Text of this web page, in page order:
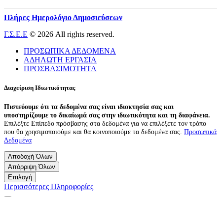
Πλήρες Ημερολόγιο Δημοσιεύσεων
Γ.Σ.Ε.Ε © 2026 All rights reserved.
ΠΡΟΣΩΠΙΚΑ ΔΕΔΟΜΕΝΑ
ΑΔΗΛΩΤΗ ΕΡΓΑΣΙΑ
ΠΡΟΣΒΑΣΙΜΟΤΗΤΑ
Διαχείριση Ιδιωτικότητας
Πιστεύουμε ότι τα δεδομένα σας είναι ιδιοκτησία σας και
υποστηρίζουμε το δικαίωμά σας στην ιδιωτικότητα και τη διαφάνεια.
Επιλέξτε Επίπεδο πρόσβασης στα δεδομένα για να επιλέξετε τον τρόπο
που θα χρησιμοποιούμε και θα κοινοποιούμε τα δεδομένα σας. Προσωπικά
Δεδομένα
Αποδοχή Όλων
Απόρριψη Όλων
Επιλογή
Περισσότερες Πληροφορίες